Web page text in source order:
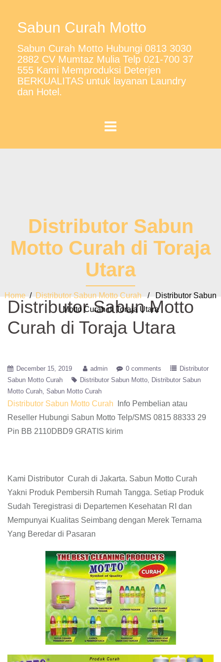
Sabun Curah Motto
Sabun Curah Motto Hubungi 0813 3030
2882 CV Mumtaz Mulia Telp 021-700 37
555 Kami Memproduksi Deterjen
BERKUALITAS untuk layanan Laundry
dan Hotel.
Distributor Sabun
Motto Curah di Toraja
Utara
Home / Distributor Sabun Motto Curah / Distributor Sabun
Motto Curah di Toraja Utara
Distributor Sabun Motto
Curah di Toraja Utara
December 15, 2019 admin 0 comments
Distributor
Sabun Motto Curah
Distributor Sabun Motto
Distributor Sabun
Motto Curah Sabun Motto Curah
Distributor Sabun Motto Curah
Info Pembelian atau
Reseller Hubungi Sabun Motto Telp/SMS 0815 88333 29
Pin BB 2110DBD9 GRATIS kirim
Kami Distributor Curah di Jakarta. Sabun Motto Curah
Yakni Produk Pembersih Rumah Tangga. Setiap Produk
Sudah Teregistrasi di Departemen Kesehatan RI dan
Mempunyai Kualitas Seimbang dengan Merek Ternama
Yang Beredar di Pasaran